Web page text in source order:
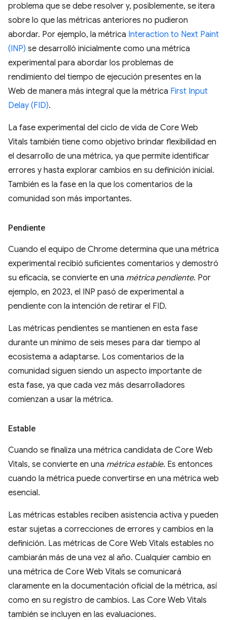
problema que se debe resolver y, posiblemente, se itera
sobre lo que las métricas anteriores no pudieron
abordar. Por ejemplo, la métrica Interaction to Next Paint
(INP) se desarrolló inicialmente como una métrica
experimental para abordar los problemas de
rendimiento del tiempo de ejecución presentes en la
Web de manera más integral que la métrica First Input
Delay (FID).
La fase experimental del ciclo de vida de Core Web
Vitals también tiene como objetivo brindar flexibilidad en
el desarrollo de una métrica, ya que permite identificar
errores y hasta explorar cambios en su definición inicial.
También es la fase en la que los comentarios de la
comunidad son más importantes.
Pendiente
Cuando el equipo de Chrome determina que una métrica
experimental recibió suficientes comentarios y demostró
su eficacia, se convierte en una métrica pendiente. Por
ejemplo, en 2023, el INP pasó de experimental a
pendiente con la intención de retirar el FID.
Las métricas pendientes se mantienen en esta fase
durante un mínimo de seis meses para dar tiempo al
ecosistema a adaptarse. Los comentarios de la
comunidad siguen siendo un aspecto importante de
esta fase, ya que cada vez más desarrolladores
comienzan a usar la métrica.
Estable
Cuando se finaliza una métrica candidata de Core Web
Vitals, se convierte en una métrica estable. Es entonces
cuando la métrica puede convertirse en una métrica web
esencial.
Las métricas estables reciben asistencia activa y pueden
estar sujetas a correcciones de errores y cambios en la
definición. Las métricas de Core Web Vitals estables no
cambiarán más de una vez al año. Cualquier cambio en
una métrica de Core Web Vitals se comunicará
claramente en la documentación oficial de la métrica, así
como en su registro de cambios. Las Core Web Vitals
también se incluyen en las evaluaciones.